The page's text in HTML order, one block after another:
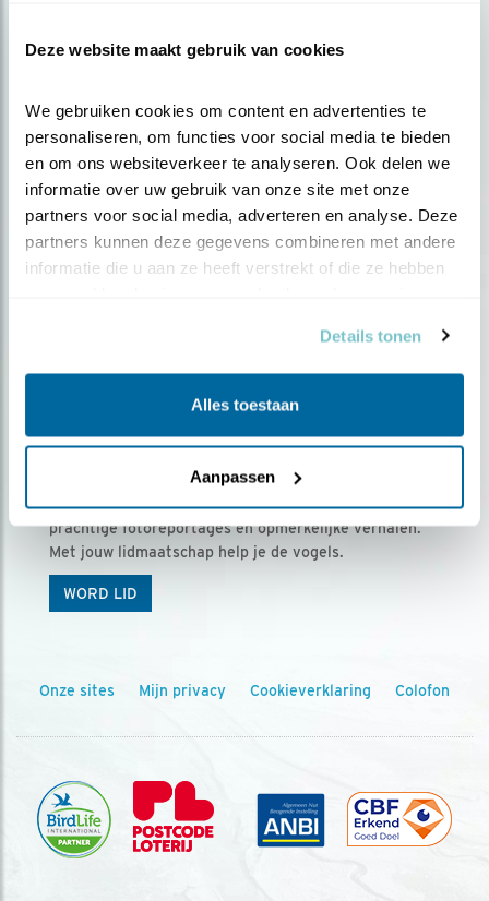
Deze website maakt gebruik van cookies
We gebruiken cookies om content en advertenties te
personaliseren, om functies voor social media te bieden
en om ons websiteverkeer te analyseren. Ook delen we
informatie over uw gebruik van onze site met onze
partners voor social media, adverteren en analyse. Deze
partners kunnen deze gegevens combineren met andere
informatie die u aan ze heeft verstrekt of die ze hebben
Details tonen
Alles toestaan
Aanpassen
Ontvang 5 x Vogels voor € 36,00 per jaar
Vogels is het tijdschrift voor onze leden, met
prachtige fotoreportages en opmerkelijke verhalen.
Met jouw lidmaatschap help je de vogels.
WORD LID
Onze sites Mijn privacy Cookieverklaring Colofon